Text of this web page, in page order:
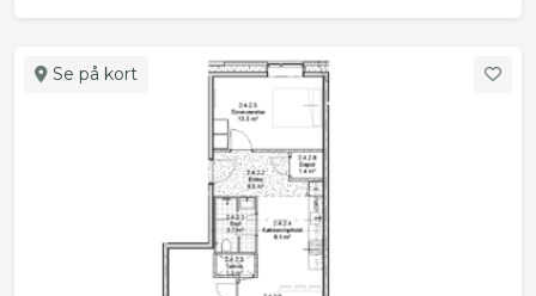
Se på kort